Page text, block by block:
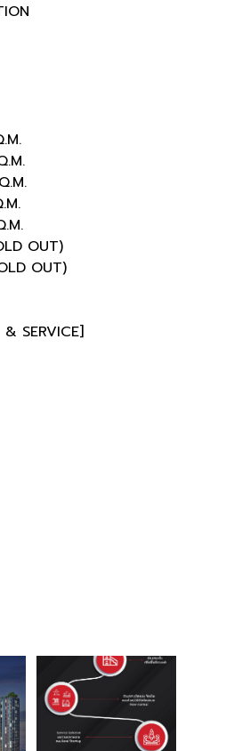
OUT)
OUT)
SERVICE]